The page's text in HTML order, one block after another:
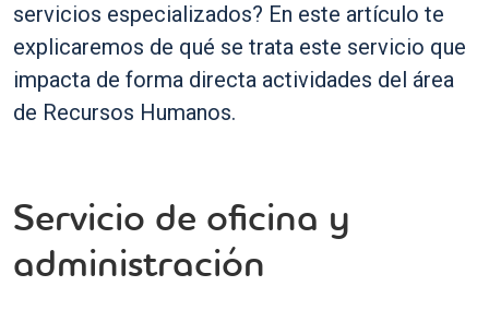
servicios especializados? En este artículo te
explicaremos de qué se trata este servicio que
impacta de forma directa actividades del área
de Recursos Humanos.
Servicio de oficina y
administración